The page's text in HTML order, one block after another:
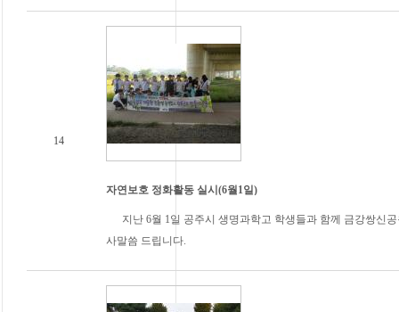
14
자연보호 정화활동 실시(6월1일)
지난 6월 1일 공주시 생명과학고 학생들과 함께 금강쌍신
사말씀 드립니다.